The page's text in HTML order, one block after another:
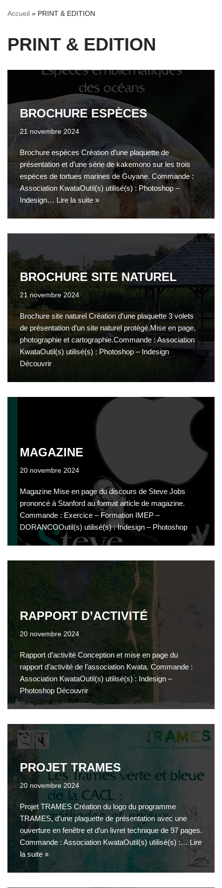
Accueil » PRINT & EDITION
PRINT & EDITION
BROCHURE ESPÈCES
21 novembre 2024
Brochure espèces Création d’une plaquette de
présentation et d’une série de kakemono sur les trois
espèces de tortues marines de Guyane. Commande :
Association KwataOutil(s) utilisé(s) : Photoshop –
Indesign… Lire la suite »
BROCHURE SITE NATUREL
21 novembre 2024
Brochure site naturel Création d’une plaquette 3 volets
de présentation d’un site naturel protégé.Mise en page,
photographie et cartographie.Commande : Association
KwataOutil(s) utilisé(s) : Photoshop – Indesign
Découvrir
MAGAZINE
20 novembre 2024
Magazine Mise en page du discours de Steve Jobs
prononcé à Stanford au format article de magazine.
Commande : Exercice – Formation IMEP –
DORANCOOutil(s) utilisé(s) : Indesign – Photoshop
RAPPORT D’ACTIVITÉ
20 novembre 2024
Rapport d’activité Conception et mise en page du
rapport d’activité de l’association Kwata. Commande :
Association KwataOutil(s) utilisé(s) : Indesign –
Photoshop Découvrir
PROJET TRAMES
20 novembre 2024
Projet TRAMES Création du logo du programme
TRAMES, d’une plaquette de présentation avec une
ouverture en fenêtre et d’un livret technique de 97 pages.
Commande : Association KwataOutil(s) utilisé(s) :… Lire
la suite »